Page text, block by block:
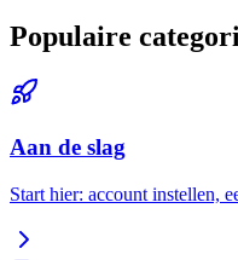
Populaire
Aan de slag
Start hier: account instellen,